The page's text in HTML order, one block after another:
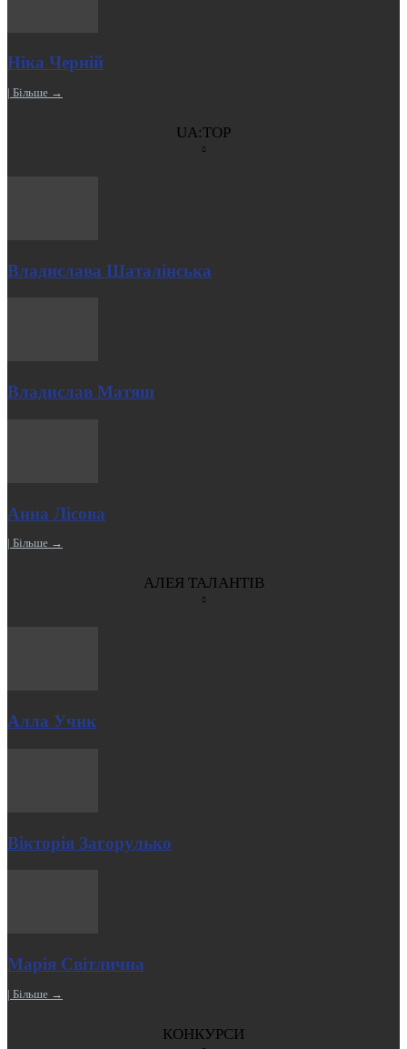
Ніка Черній
| Більше →
UA:TOP
Владислава Шаталінська
Владислав Матяш
Анна Лісова
| Більше →
АЛЕЯ ТАЛАНТІВ
Алла Учик
Вікторія Загорулько
Марія Світлична
| Більше →
КОНКУРСИ